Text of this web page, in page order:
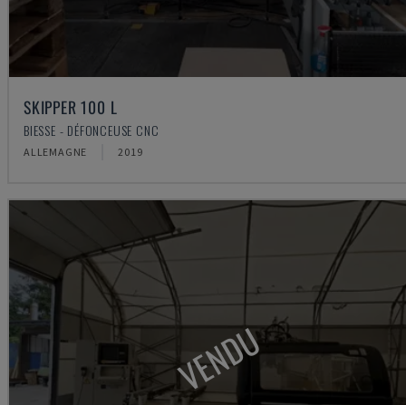
SKIPPER 100 L
BIESSE - DÉFONCEUSE CNC
ALLEMAGNE 2019
VENDU